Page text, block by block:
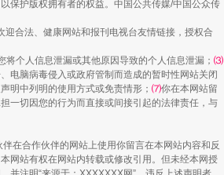
保护版权拥有者的权益。中国公共传媒/中国公众传
合法、健康网站和报刊电视台友情链接，授权合
将个人信息泄漏或其他原因导致的个人信息泄漏； ⑶
电脑病毒侵入或政府管制而造成的暂时性网站关闭
明中列明的使用方式或免责情形； ⑺你在本网站留
一切因您的行为而直接或间接引起的法律责任，与
在合作伙伴的网站上使用你留言在本网站内容和反
网站有权在网站内转载或修改引用。但未经本网授